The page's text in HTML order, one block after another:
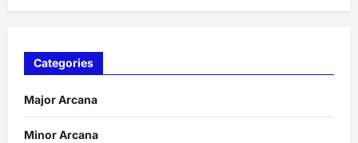
Categories
Major Arcana
Minor Arcana